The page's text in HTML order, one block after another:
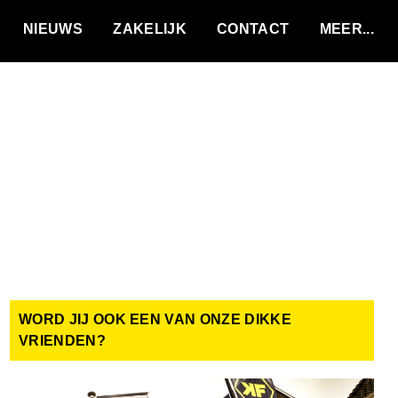
NIEUWS ZAKELIJK CONTACT
WORD JIJ OOK EEN VAN ONZE DIKKE
VRIENDEN?